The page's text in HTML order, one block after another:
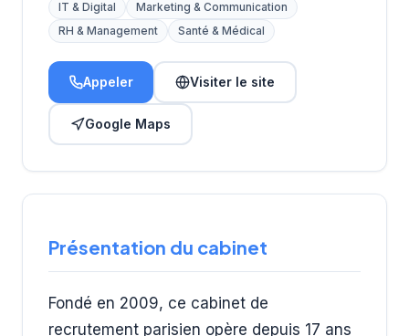
IT & Digital
Marketing & Communication
RH & Management
Santé & Médical
Appeler Visiter le site
Google Maps
Présentation du cabinet
Fondé en 2009, ce cabinet de
recrutement parisien opère depuis 17 ans